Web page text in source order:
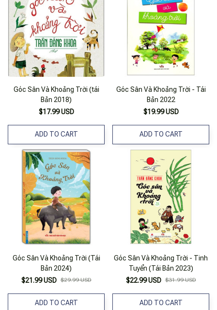
Góc Sân Và Khoảng Trời (tái
Bản 2018)
$17.99 USD
ADD TO CART
Góc Sân Và Khoảng Trời - Tái
Bản 2022
$19.99 USD
ADD TO CART
Góc Sân Và Khoảng Trời (Tái
Bản 2024)
$21.99 USD $29.99 USD
ADD TO CART
Góc Sân Và Khoảng Trời - Tinh
Tuyển (Tái Bản 2023)
$22.99 USD $31.99 USD
ADD TO CART